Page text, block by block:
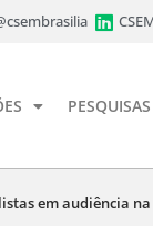
PESQUISAS
em audiência na